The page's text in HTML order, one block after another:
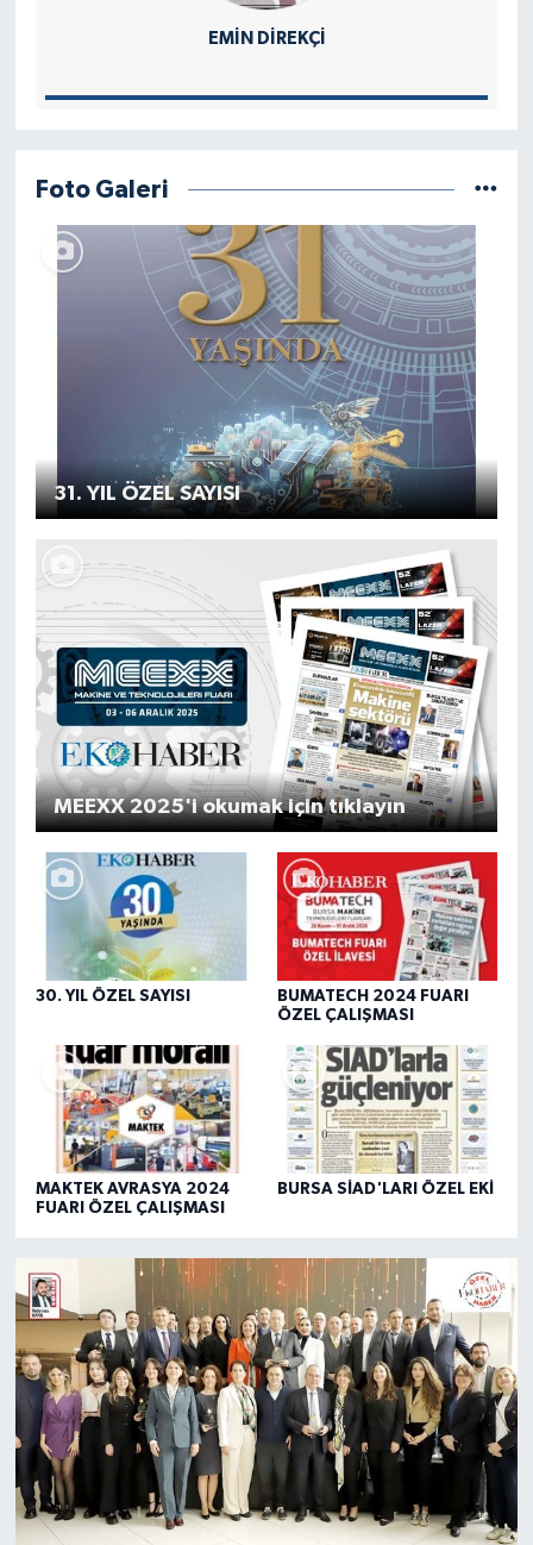
EMIN DIREKÇI
Foto Galeri
31. YIL ÖZEL SAYISI
MEEXX 2025'i okumak için tıklayın
30. YIL ÖZEL SAYISI
BUMATECH 2024 FUARI
ÖZEL ÇALIŞMASI
MAKTEK AVRASYA 2024
FUARI ÖZEL ÇALIŞMASI
BURSA SİAD'LARI ÖZEL EKİ